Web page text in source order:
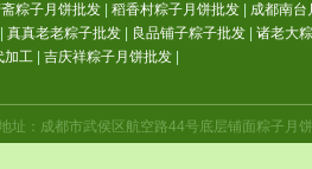
粽子月饼批发 稻香村粽子月饼批发
成都南台
真真老老粽子批发 良品铺子粽子批发
诸老大
加工 吉庆祥粽子月饼批发
址：成都市武侯区航空路44号底层铺面粽子